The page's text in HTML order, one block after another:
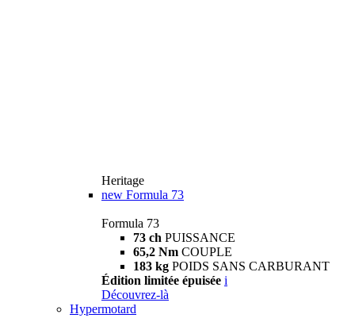
Heritage
new Formula 73
Formula 73
73 ch PUISSANCE
65,2 Nm COUPLE
183 kg POIDS SANS CARBURANT
Édition limitée épuisée i
Découvrez-là
Hypermotard